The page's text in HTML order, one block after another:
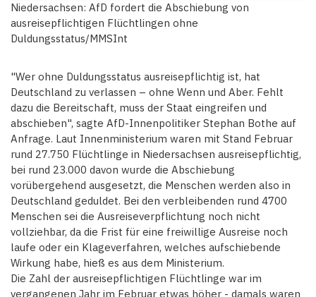
Niedersachsen: AfD fordert die Abschiebung von
ausreisepflichtigen Flüchtlingen ohne
Duldungsstatus/MMSInt
"Wer ohne Duldungsstatus ausreisepflichtig ist, hat
Deutschland zu verlassen – ohne Wenn und Aber. Fehlt
dazu die Bereitschaft, muss der Staat eingreifen und
abschieben", sagte AfD-Innenpolitiker Stephan Bothe auf
Anfrage. Laut Innenministerium waren mit Stand Februar
rund 27.750 Flüchtlinge in Niedersachsen ausreisepflichtig,
bei rund 23.000 davon wurde die Abschiebung
vorübergehend ausgesetzt, die Menschen werden also in
Deutschland geduldet. Bei den verbleibenden rund 4700
Menschen sei die Ausreiseverpflichtung noch nicht
vollziehbar, da die Frist für eine freiwillige Ausreise noch
laufe oder ein Klageverfahren, welches aufschiebende
Wirkung habe, hieß es aus dem Ministerium.
Die Zahl der ausreisepflichtigen Flüchtlinge war im
vergangenen Jahr im Februar etwas höher - damals waren